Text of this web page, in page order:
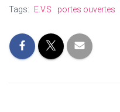
Tags: E.V.S portes ouvertes